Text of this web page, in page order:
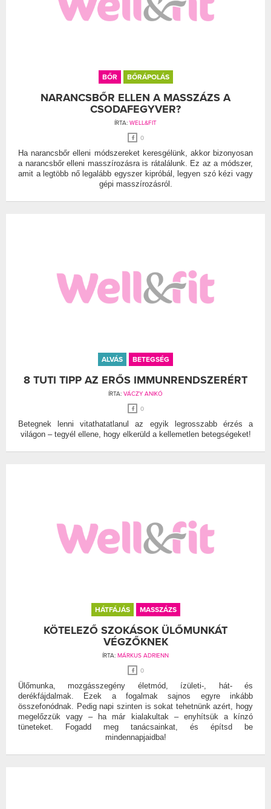
BŐR BŐRÁPOLÁS
NARANCSBŐR ELLEN A MASSZÁZS A
CSODAFEGYVER?
ÍRTA: WELL&FIT
0
Ha narancsbőr elleni módszereket keresgélünk, akkor bizonyosan
a narancsbőr elleni masszírozásra is rátalálunk. Ez az a módszer,
amit a legtöbb nő legalább egyszer kipróbál, legyen szó kézi vagy
gépi masszírozásról.
ALVÁS BETEGSÉG
8 TUTI TIPP AZ ERŐS IMMUNRENDSZERÉRT
ÍRTA: VÁCZY ANIKÓ
0
Betegnek lenni vitathatatlanul az egyik legrosszabb érzés a
világon – tegyél ellene, hogy elkerüld a kellemetlen betegségeket!
HÁTFÁJÁS MASSZÁZS
KÖTELEZŐ SZOKÁSOK ÜLŐMUNKÁT
VÉGZŐKNEK
ÍRTA: MÁRKUS ADRIENN
0
Ülőmunka, mozgásszegény életmód, ízületi-, hát- és
derékfájdalmak. Ezek a fogalmak sajnos egyre inkább
összefonódnak. Pedig napi szinten is sokat tehetnünk azért, hogy
megelőzzük vagy – ha már kialakultak – enyhítsük a kínzó
tüneteket. Fogadd meg tanácsainkat, és építsd be
mindennapjaidba!